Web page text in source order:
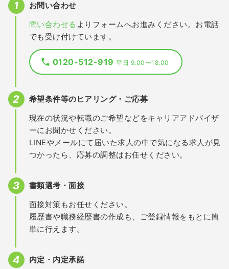
お問い合わせ
問い合わせる よりフォームへお進みください。お電話
でも受け付けています。
0120-512-919平日 9:00〜18:00
希望条件等のヒアリング・ご応募
現在の状況や転職のご希望などをキャリアアドバイザ
ーにお聞かせください。
LINEやメールにて届いた求人の中で気になる求人が見
つかったら、応募の調整はお任せください。
書類選考・面接
面接対策もお任せください。
履歴書や職務経歴書の作成も、ご登録情報をもとに簡
単に行えます。
内定・内定承諾